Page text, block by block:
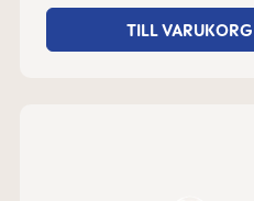
TILL VARUKORG